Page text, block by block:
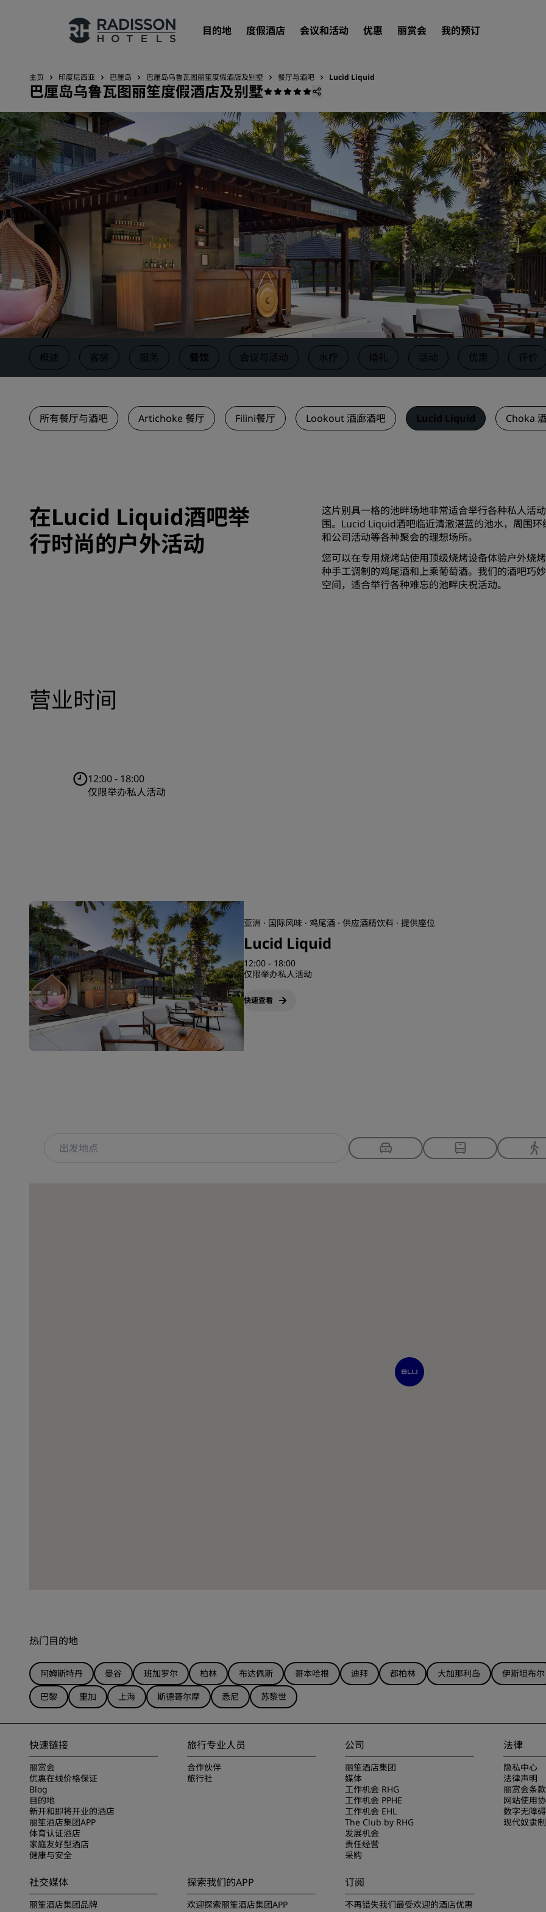
目的地 度假酒店 会议和活动 优惠 丽赏会 我的预订
我们的品牌
丽笙酒店集团品牌
中国附属品牌
目的地
度假酒店
服务式公寓
机场酒店
新开业和即将开业的酒店
会议和活动
探索丽笙会议
预订会议空间
请求报价
活动目的地
行业方案
搜索航班
餐饮
丽笙酒店集团应用程序
主页 印度尼西亚 巴厘岛 巴厘岛乌鲁瓦图丽笙度假酒店及别墅 餐厅与酒吧 Lucid Liquid
巴厘岛乌鲁瓦图丽笙度假酒店及别墅
概述 客房 服务 餐饮 会议与活动 水疗 婚礼 活动 优惠 评价
所有餐厅与酒吧 Artichoke 餐厅 Filini餐厅 Lookout 酒廊酒吧 Lucid Liquid Choka
在Lucid Liquid酒吧举
行时尚的户外活动
这片别具一格的池畔场地非常适合举行各种私人活
围。Lucid Liquid酒吧临近清澈湛蓝的池水，周围
和公司活动等各种聚会的理想场所。
您可以在专用烧烤站使用顶级烧烤设备体验户外烧
种手工调制的鸡尾酒和上乘葡萄酒。我们的酒吧巧
空间，适合举行各种难忘的池畔庆祝活动。
营业时间
12:00 - 18:00
仅限举办私人活动
亚洲 · 国际风味 · 鸡尾酒 · 供应酒精饮料 · 提供座位
Lucid Liquid
12:00 - 18:00
仅限举办私人活动
快速查看
热门目的地
阿姆斯特丹 曼谷 班加罗尔 柏林 布达佩斯 哥本哈根 迪拜 都柏林 大加那利岛
伊斯坦布尔
巴黎
里加 上海 斯德哥尔摩 悉尼 苏黎世
快速链接
丽赏会
优惠在线价格保证
Blog
目的地
新开和即将开业的酒店
丽笙酒店集团APP
体育认证酒店
家庭友好型酒店
健康与安全
旅行专业人员
合作伙伴
旅行社
公司
丽笙酒店集团
媒体
工作机会 RHG
工作机会 PPHE
工作机会 EHL
The Club by RHG
发展机会
责任经营
采购
法律
隐私中心
法律声明
丽赏会条
网站使用
数字无障碍
现代奴隶
社交媒体
丽笙酒店集团品牌
探索我们的APP
欢迎探索丽笙酒店集团APP
订阅
不再错失我们最受欢迎的酒店优惠